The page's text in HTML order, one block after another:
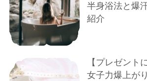
半身浴法と爆
紹介
【プレゼント
女子力爆上が